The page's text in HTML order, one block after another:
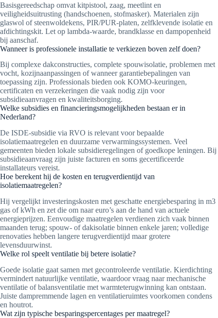
Basisgereedschap omvat kitpistool, zaag, meetlint en
veiligheidsuitrusting (handschoenen, stofmasker). Materialen zijn
glaswol of steenwoldekens, PIR/PUR-platen, zelfklevende isolatie en
afdichtingskit. Let op lambda-waarde, brandklasse en dampopenheid
bij aanschaf.
Wanneer is professionele installatie te verkiezen boven zelf doen?
Bij complexe dakconstructies, complete spouwisolatie, problemen met
vocht, kozijnaanpassingen of wanneer garantiebepalingen van
toepassing zijn. Professionals bieden ook KOMO-keuringen,
certificaten en verzekeringen die vaak nodig zijn voor
subsidieaanvragen en kwaliteitsborging.
Welke subsidies en financieringsmogelijkheden bestaan er in
Nederland?
De ISDE-subsidie via RVO is relevant voor bepaalde
isolatiemaatregelen en duurzame verwarmingssystemen. Veel
gemeenten bieden lokale subsidieregelingen of goedkope leningen. Bij
subsidieaanvraag zijn juiste facturen en soms gecertificeerde
installateurs vereist.
Hoe berekent hij de kosten en terugverdientijd van
isolatiemaatregelen?
Hij vergelijkt investeringskosten met geschatte energiebesparing in m3
gas of kWh en zet die om naar euro’s aan de hand van actuele
energieprijzen. Eenvoudige maatregelen verdienen zich vaak binnen
maanden terug; spouw- of dakisolatie binnen enkele jaren; volledige
renovaties hebben langere terugverdientijd maar grotere
levensduurwinst.
Welke rol speelt ventilatie bij betere isolatie?
Goede isolatie gaat samen met gecontroleerde ventilatie. Kierdichting
vermindert natuurlijke ventilatie, waardoor vraag naar mechanische
ventilatie of balansventilatie met warmteterugwinning kan ontstaan.
Juiste dampremmende lagen en ventilatieruimtes voorkomen condens
en houtrot.
Wat zijn typische besparingspercentages per maatregel?